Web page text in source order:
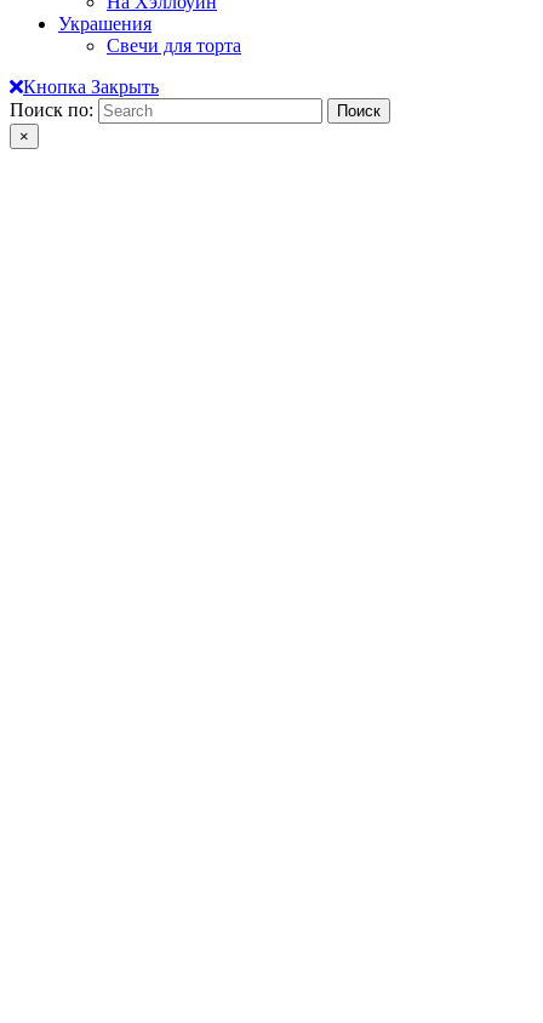
Украшения
Свечи для торта
Кнопка Закрыть
Поиск по:
×